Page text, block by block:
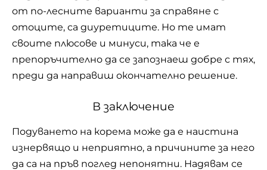
от по-лесните варианти за справяне с
отоците, са диуретиците. Но те имат
своите плюсове и минуси, така че е
препоръчително да се запознаеш добре с тях,
преди да направиш окончателно решение.
В заключение
Подуването на корема може да е наистина
изнервящо и неприятно, а причините за него
да са на пръв поглед непонятни. Надявам се